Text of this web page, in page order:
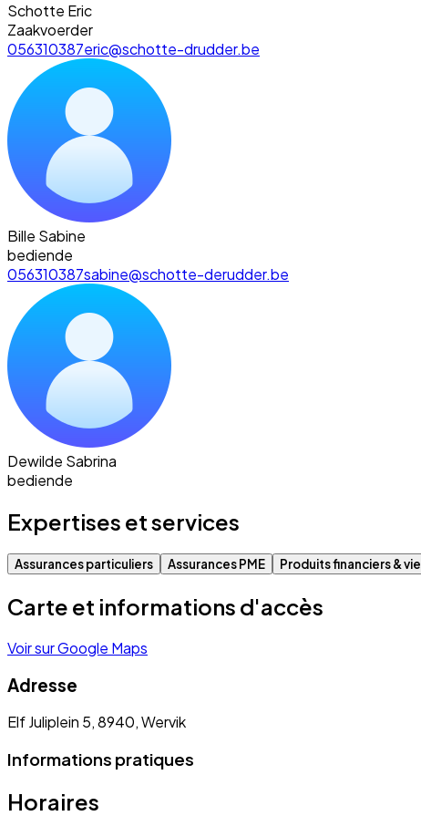
Schotte Eric
Zaakvoerder
056310387eric@schotte-drudder.be
Bille Sabine
bediende
056310387sabine@schotte-derudder.be
Dewilde Sabrina
bediende
Expertises et services
Assurances particuliers Assurances PME Produits financiers & vie
Carte et informations d'accès
Voir sur Google Maps
Adresse
Elf Juliplein 5, 8940, Wervik
Informations pratiques
Horaires